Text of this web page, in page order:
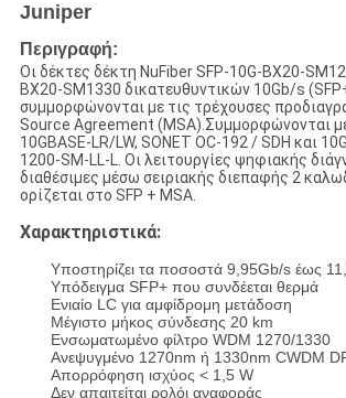
Juniper
Περιγραφή:
Οι δέκτες δέκτη NuFiber SFP-10G-BX20-
BX20-SM1330 δικατευθυντικών 10Gb/s
συμμορφώνονται με τις τρέχουσες
Source Agreement (MSA).Συμμορφώνονται
10GBASE-LR/LW, SONET OC-192 / SDH και
1200-SM-LL-L. Οι λειτουργίες ψηφιακής
διαθέσιμες μέσω σειριακής διεπαφής 2
ορίζεται στο SFP + MSA.
Χαρακτηριστικά:
Υποστηρίζει τα ποσοστά 9,95Gb/s έως
Υπόδειγμα SFP+ που συνδέεται θερμά
Ενιαίο LC για αμφίδρομη μετάδοση
Μέγιστο μήκος σύνδεσης 20 km
Ενσωματωμένο φίλτρο WDM 1270/1330
Ανεψυγμένο 1270nm ή 1330nm CWDM
Απορρόφηση ισχύος < 1,5 W
Δεν απαιτείται ρολόι αναφοράς